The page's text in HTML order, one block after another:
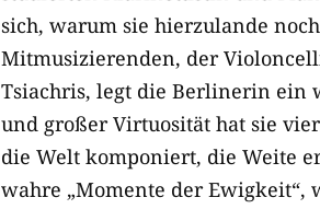
sich, warum sie hierzulande
Mitmusizierenden, der
Tsiachris, legt die Berlinerin ein
und großer Virtuosität hat sie
die Welt komponiert, die Weite
wahre „Momente der Ewigkeit“,